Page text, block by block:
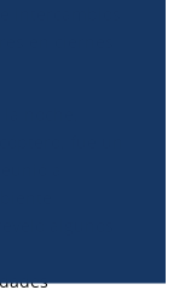
intercambios
en ciernes
fue un
algunos